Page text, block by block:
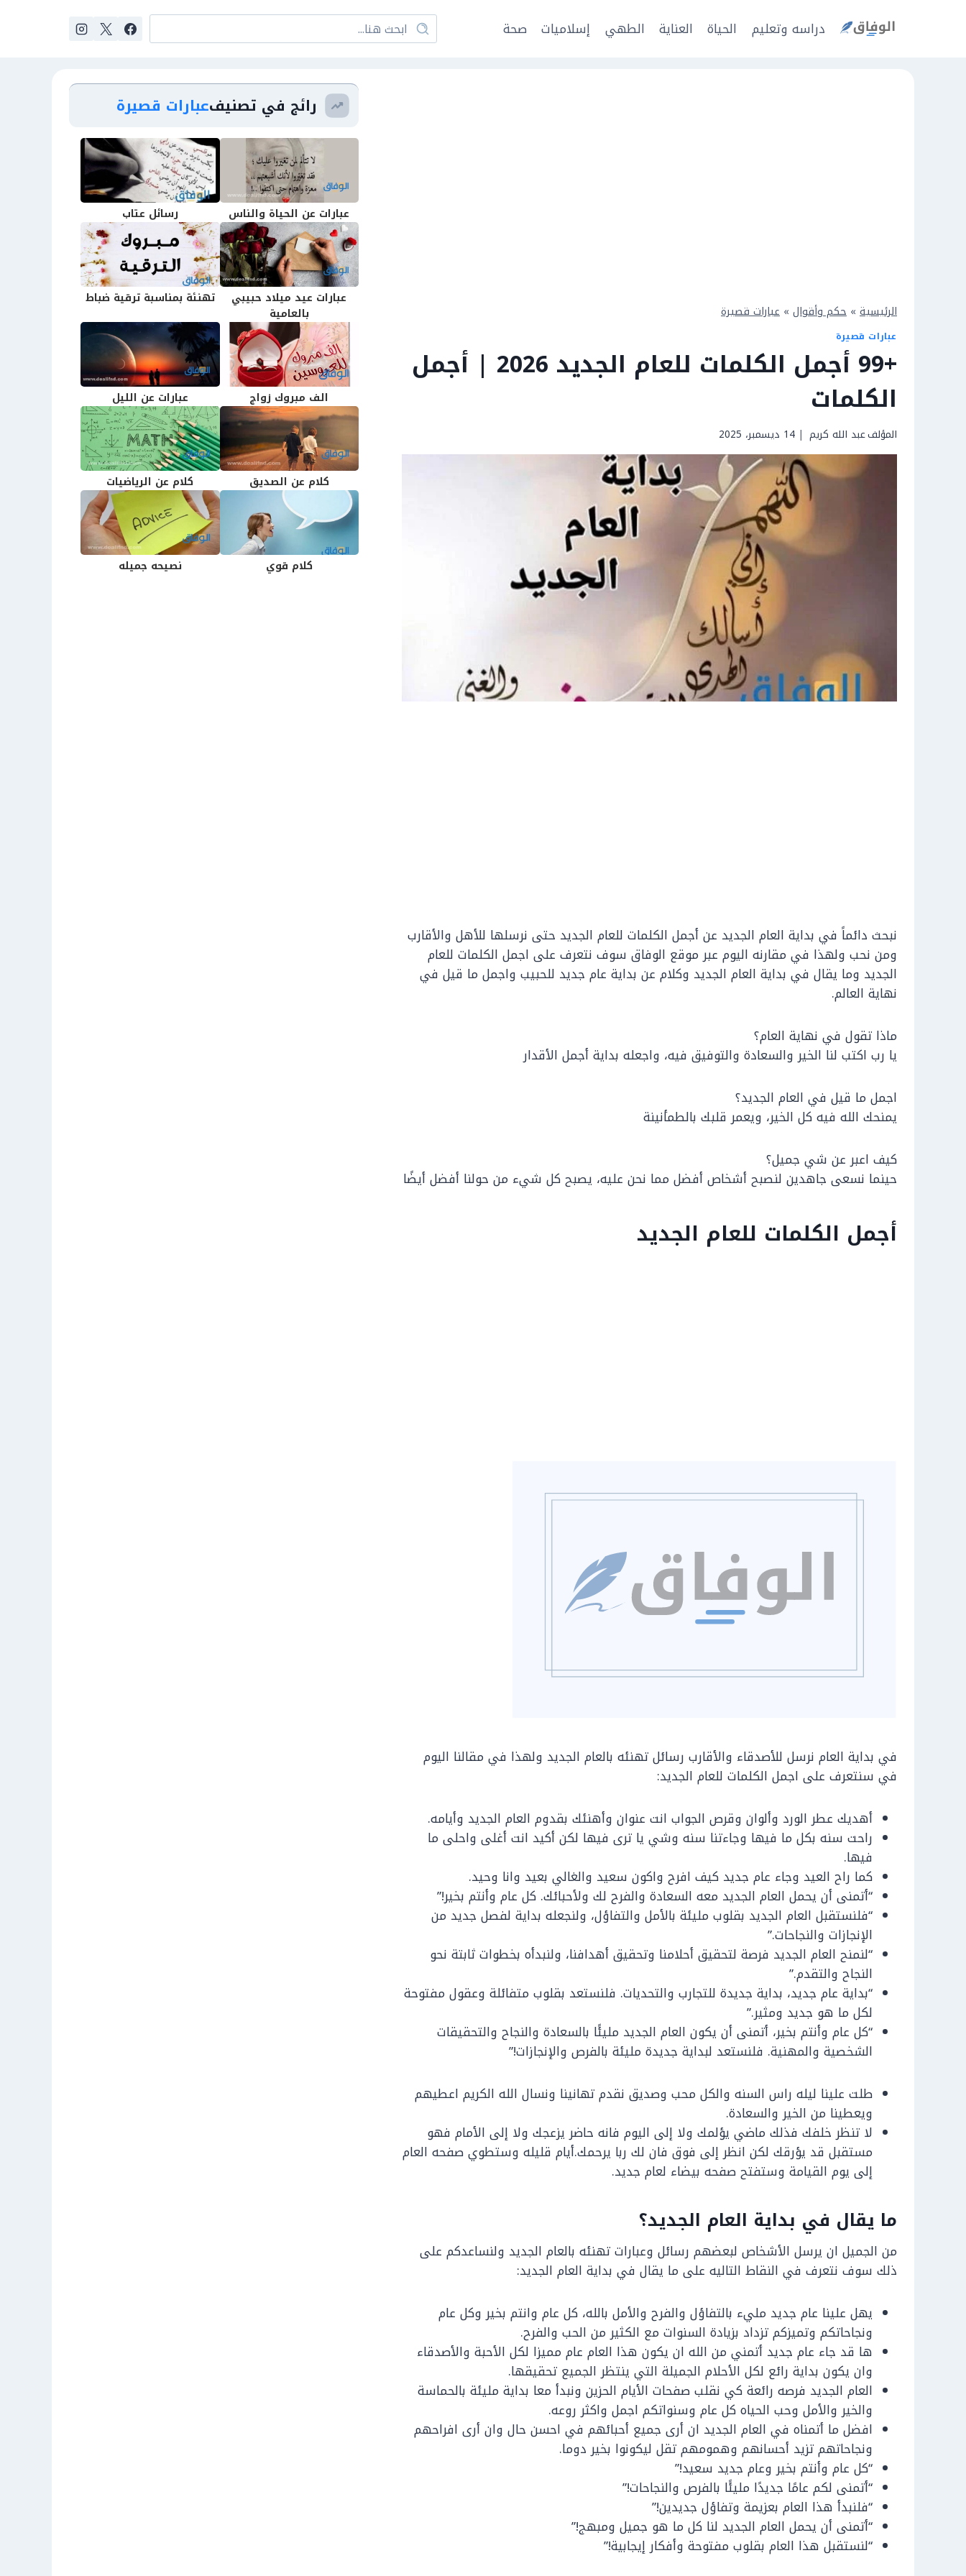
دراسه وتعليم الحياة العناية الطهي إسلاميات صحة
الرئيسية » حكم وأقوال » عبارات قصيرة
عبارات قصيرة
+99 أجمل الكلمات للعام الجديد 2026 | أجمل
الكلمات
المؤلفعبد الله كريم 14 ديسمبر، 2025
نبحث دائماً في بداية العام الجديد عن أجمل الكلمات للعام الجديد حتى نرسلها للأهل والأقارب
ومن نحب ولهذا في مقارنه اليوم عبر موقع الوفاق سوف نتعرف على اجمل الكلمات للعام
الجديد وما يقال في بداية العام الجديد وكلام عن بداية عام جديد للحبيب واجمل ما قيل في
نهاية العالم.
ماذا تقول في نهاية العام؟
يا رب اكتب لنا الخير والسعادة والتوفيق فيه، واجعله بداية أجمل الأقدار
اجمل ما قيل في العام الجديد؟
يمنحك الله فيه كل الخير، ويعمر قلبك بالطمأنينة
كيف اعبر عن شي جميل؟
حينما نسعى جاهدين لنصبح أشخاص أفضل مما نحن عليه، يصبح كل شيء من حولنا أفضل أيضًا
أجمل الكلمات للعام الجديد
في بداية العام نرسل للأصدقاء والأقارب رسائل تهنئه بالعام الجديد ولهذا في مقالنا اليوم
في سنتعرف على اجمل الكلمات للعام الجديد:
أهديك عطر الورد وألوان وقرص الجواب انت عنوان وأهنئك بقدوم العام الجديد وأيامه.
راحت سنه بكل ما فيها وجاءتنا سنه وشي يا ترى فيها لكن أكيد انت أغلى واحلى ما
فيها.
كما راح العيد وجاء عام جديد كيف افرح واكون سعيد والغالي بعيد وانا وحيد.
“أتمنى أن يحمل العام الجديد معه السعادة والفرح لك ولأحبائك. كل عام وأنتم بخير!”
“فلنستقبل العام الجديد بقلوب مليئة بالأمل والتفاؤل، ولنجعله بداية لفصل جديد من
الإنجازات والنجاحات.”
“لنمنح العام الجديد فرصة لتحقيق أحلامنا وتحقيق أهدافنا، ولنبدأه بخطوات ثابتة نحو
النجاح والتقدم.”
“بداية عام جديد، بداية جديدة للتجارب والتحديات. فلنستعد بقلوب متفائلة وعقول مفتوحة
لكل ما هو جديد ومثير.”
“كل عام وأنتم بخير، أتمنى أن يكون العام الجديد مليئًا بالسعادة والنجاح والتحقيقات
الشخصية والمهنية. فلنستعد لبداية جديدة مليئة بالفرص والإنجازات!”
طلت علينا ليله راس السنه والكل محب وصديق نقدم تهانينا ونسال الله الكريم اعطيهم
ويعطينا من الخير والسعادة.
لا تنظر خلفك فذلك ماضي يؤلمك ولا إلى اليوم فانه حاضر يزعجك ولا إلى الأمام فهو
مستقبل قد يؤرقك لكن انظر إلى فوق فان لك ربا يرحمك.أيام قليله وستطوي صفحه العام
إلى يوم القيامة وستفتح صفحه بيضاء لعام جديد.
ما يقال في بداية العام الجديد؟
من الجميل ان يرسل الأشخاص لبعضهم رسائل وعبارات تهنئه بالعام الجديد ولنساعدكم على
ذلك سوف نتعرف في النقاط التاليه على ما يقال في بداية العام الجديد:
يهل علينا عام جديد مليء بالتفاؤل والفرح والأمل بالله، كل عام وانتم بخير وكل عام
ونجاحاتكم وتميزكم تزداد بزيادة السنوات مع الكثير من الحب والفرح.
ها قد جاء عام جديد أتمني من الله ان يكون هذا العام عام مميزا لكل الأحبة والأصدقاء
وان يكون بداية رائع لكل الأحلام الجميلة التي ينتظر الجميع تحقيقها.
العام الجديد فرصه رائعة كي نقلب صفحات الأيام الحزين ونبدأ معا بداية مليئة بالحماسة
والخير والأمل وحب الحياه كل عام وسنواتكم اجمل واكثر روعه.
افضل ما أتمناه في العام الجديد ان أرى جميع أحبائهم في احسن حال وان أرى افراحهم
ونجاحاتهم تزيد أحسانهم وهمومهم تقل ليكونوا بخير دوما.
“كل عام وأنتم بخير وعام جديد سعيد!”
“أتمنى لكم عامًا جديدًا مليئًا بالفرص والنجاحات!”
“فلنبدأ هذا العام بعزيمة وتفاؤل جديدين!”
“أتمنى أن يحمل العام الجديد لنا كل ما هو جميل ومبهج!”
“لنستقبل هذا العام بقلوب مفتوحة وأفكار إيجابية!”
رائج في تصنيفعبارات قصيرة
عبارات عن الحياة والناس رسائل عتاب
عبارات عيد ميلاد حبيبي
بالعامية
تهنئة بمناسبة ترقية ضباط
الف مبروك زواج عبارات عن الليل
كلام عن الصديق كلام عن الرياضيات
كلام قوي نصيحه جميله